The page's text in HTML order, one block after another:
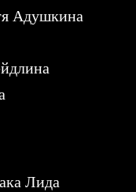
Адушкина
Лида